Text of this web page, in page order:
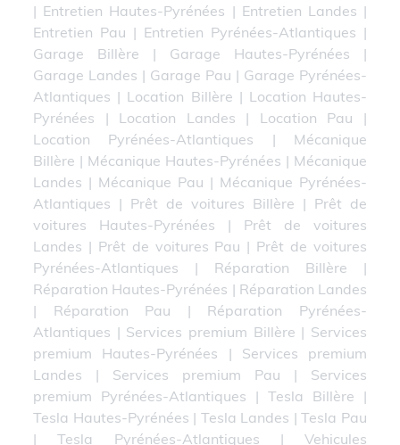
| Entretien Hautes-Pyrénées | Entretien Landes |
Entretien Pau | Entretien Pyrénées-Atlantiques |
Garage Billère | Garage Hautes-Pyrénées |
Garage Landes | Garage Pau | Garage Pyrénées-
Atlantiques | Location Billère | Location Hautes-
Pyrénées | Location Landes | Location Pau |
Location Pyrénées-Atlantiques | Mécanique
Billère | Mécanique Hautes-Pyrénées | Mécanique
Landes | Mécanique Pau | Mécanique Pyrénées-
Atlantiques | Prêt de voitures Billère | Prêt de
voitures Hautes-Pyrénées | Prêt de voitures
Landes | Prêt de voitures Pau | Prêt de voitures
Pyrénées-Atlantiques | Réparation Billère |
Réparation Hautes-Pyrénées | Réparation Landes
| Réparation Pau | Réparation Pyrénées-
Atlantiques | Services premium Billère | Services
premium Hautes-Pyrénées | Services premium
Landes | Services premium Pau | Services
premium Pyrénées-Atlantiques | Tesla Billère |
Tesla Hautes-Pyrénées | Tesla Landes |Tesla Pau
|Tesla Pyrénées-Atlantiques | Vehicules